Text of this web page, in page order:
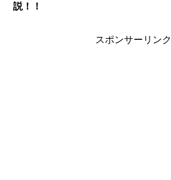
説！！
スポンサーリンク